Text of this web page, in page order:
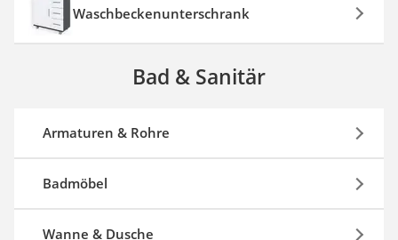
Waschbeckenunterschrank
Bad & Sanitär
Armaturen & Rohre
Badmöbel
Wanne & Dusche